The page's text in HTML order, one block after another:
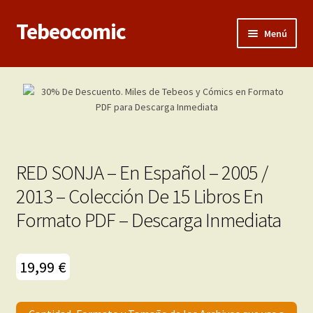
Ir
Ir
al
Tebeocomic Menú
Inicio
Adultos
Porno 3D
Inéditas
el
RED SONJA – En Español – 2005 /
2013 – Colección De 15 Libros En
Formato PDF – Descarga Inmediata
19,99 €